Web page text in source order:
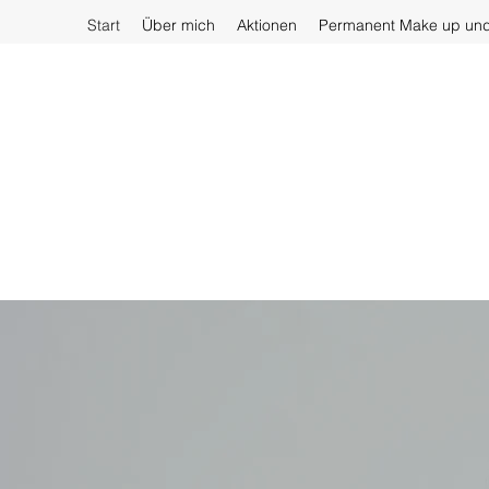
Start Über mich Aktionen Permanent Make up